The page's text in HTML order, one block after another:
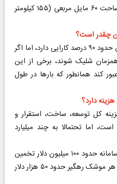
که هر کدام قادر به دفاع از مساحت ۶۰ مایل مربعی (۱۵۵ کیلومتر
چقدر است؟
بنا به اعلام، رافائل، گنبد آهنین حدود ۹۰ درصد کارایی دارد، اما اگر
شلیک شوند، برخی از این
کند همانطور که بار‌ها در طول
دارد؟
کل توسعه، ساخت، استقرار و
اما تحتمالا به چند میلیارد
هزینه تولید آتشبار کامل این سامانه حدود ۱۰۰ میلیون دلار تخمین
زده می‌شود، در حالی که هزینه هر موشک رهگیر حدود ۵۰ هزار دلار